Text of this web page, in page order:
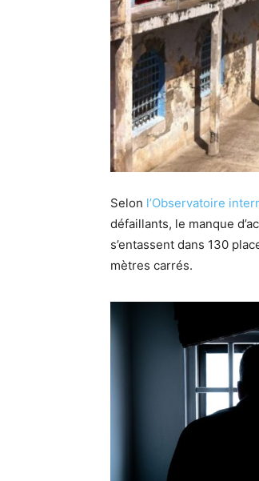
Selon l’Observatoire
défaillants, le manque
s’entassent dans 130
mètres carrés.